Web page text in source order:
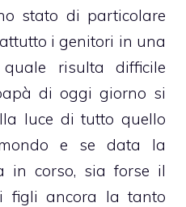
stato di particolare
i genitori in una
risulta difficile
di oggi giorno si
luce di tutto quello
e se data la
in corso, sia forse il
figli ancora la tanto